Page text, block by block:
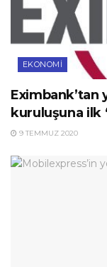
EKONOMI
Eximbank’tan
kuruluşuna ilk
9 TEMMUZ 2020